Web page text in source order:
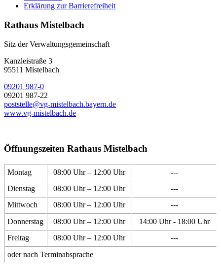
Erklärung zur Barrierefreiheit
Rathaus Mistelbach
Sitz der Verwaltungsgemeinschaft
Kanzleistraße 3
95511 Mistelbach
09201 987-0
09201 987-22
poststelle@vg-mistelbach.bayern.de
www.vg-mistelbach.de
Öffnungszeiten Rathaus Mistelbach
Montag 08:00 Uhr – 12:00 Uhr
---
Dienstag
08:00 Uhr – 12:00 Uhr
---
Mittwoch
08:00 Uhr – 12:00 Uhr
---
Donnerstag
08:00 Uhr – 12:00 Uhr
14:00 Uhr - 18:00 Uhr
Freitag
08:00 Uhr – 12:00 Uhr
---
oder nach Terminabsprache